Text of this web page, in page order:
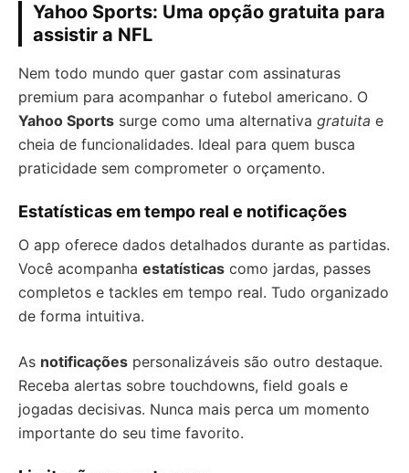
Yahoo Sports: Uma opção gratuita para
assistir a NFL
Nem todo mundo quer gastar com assinaturas
premium para acompanhar o futebol americano. O
Yahoo Sports surge como uma alternativa gratuita e
cheia de funcionalidades. Ideal para quem busca
praticidade sem comprometer o orçamento.
Estatísticas em tempo real e notificações
O app oferece dados detalhados durante as partidas.
Você acompanha estatísticas como jardas, passes
completos e tackles em tempo real. Tudo organizado
de forma intuitiva.
As notificações personalizáveis são outro destaque.
Receba alertas sobre touchdowns, field goals e
jogadas decisivas. Nunca mais perca um momento
importante do seu time favorito.